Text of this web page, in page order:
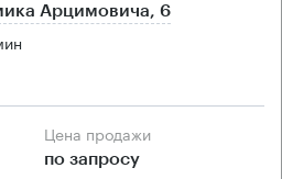
Арцимовича, 6
Цена продажи
по запросу